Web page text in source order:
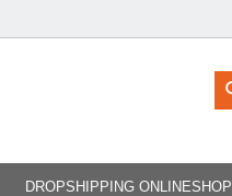
DROPSHIPPING ONLINESHOP